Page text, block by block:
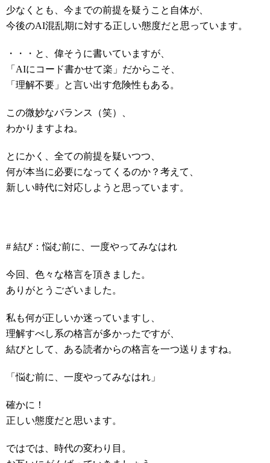
少なくとも、今までの前提を疑うこと自体が、
今後のAI混乱期に対する正しい態度だと思っています。
・・・と、偉そうに書いていますが、
「AIにコード書かせて楽」だからこそ、
「理解不要」と言い出す危険性もある。
この微妙なバランス（笑）、
わかりますよね。
とにかく、全ての前提を疑いつつ、
何が本当に必要になってくるのか？考えて、
新しい時代に対応しようと思っています。
# 結び：悩む前に、一度やってみなはれ
今回、色々な格言を頂きました。
ありがとうございました。
私も何が正しいか迷っていますし、
理解すべし系の格言が多かったですが、
結びとして、ある読者からの格言を一つ送りますね。
「悩む前に、一度やってみなはれ」
確かに！
正しい態度だと思います。
ではでは、時代の変わり目。